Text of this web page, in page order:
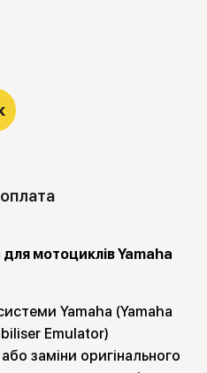
мотоциклів Yamaha
Yamaha (Yamaha
Emulator)
заміни оригінального